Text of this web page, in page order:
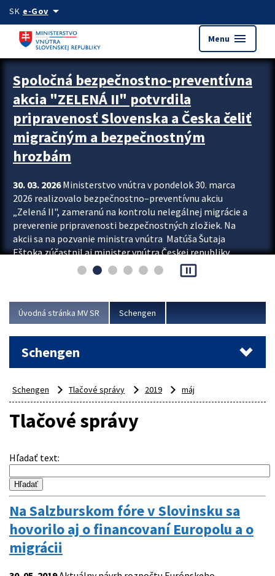
Preskocit na hlavný obsah
SK e-Govarrow_drop_down
Menu menu
Zastavit automatický posun upútavok
Spoločná bezpečnostno-preventívna
akcia "ZELENÁ II" potvrdila
pripravenosť Slovenska a Česka čeliť
migračným a bezpečnostným
hrozbám
30. 03. 2026Ministerstvo vnútra v pondelok 30. marca
2026 realizovalo bezpečnostno–preventívnu akciu
„Zelená II", zameranú na kontrolu nelegálnej migrácie a
preverenie pripravenosti bezpečnostných zložiek. Na
akcii sa na pozvanie ministra vnútra Matúša Šutaja
Eštoka zúčastnil aj minister vnútra Českej republiky
Lubomír Metnar, spolu s ďalšími zahraničnými partnermi.
Cieľom akcie bolo posilniť kontrolné mechanizmy,
demonštrovať pripravenosť Slovenska na možné...
pause_presentation
Úvodná stránka MV SR Schengen
Schengen
Schengen Tlačové správy 2019 máj
Tlačové správy
Hľadať text:
Na Salzburskom fóre v Slovinsku sa
hovorilo aj o financovaní Europolu a o
migrácii